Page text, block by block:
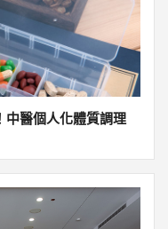
中醫個人化體質調理